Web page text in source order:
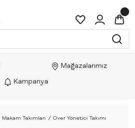
Mağazalarımız
Kampanya
Makam Takımları Over Yönetici Takımı